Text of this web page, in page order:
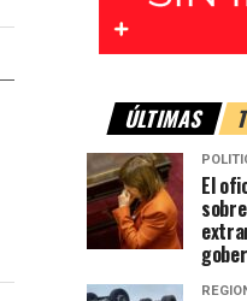
ÚLTIMAS
El